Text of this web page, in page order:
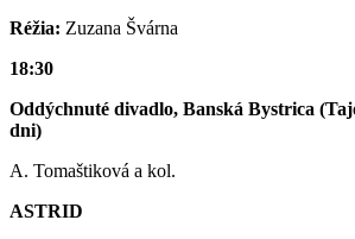
Réžia: Zuzana Švárna
18:30
Oddýchnuté divadlo, Banská Bystrica
dni)
A. Tomaštiková a kol.
ASTRID